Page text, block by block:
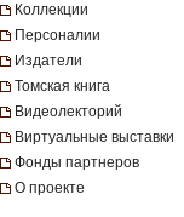
Коллекции
Персоналии
Издатели
Томская книга
Видеолекторий
Виртуальные выставки
Фонды партнеров
О проекте